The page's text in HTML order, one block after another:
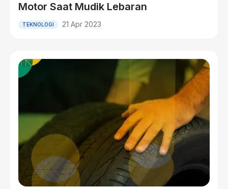
Motor Saat Mudik Lebaran
TEKNOLOGI 21 Apr 2023